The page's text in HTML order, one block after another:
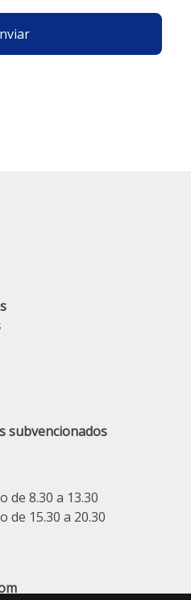
subvencionados
de 8.30 a 13.30
de 15.30 a 20.30